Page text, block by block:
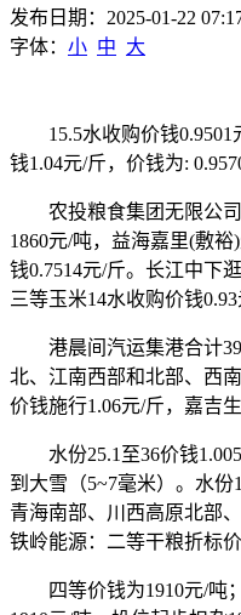
发布日期：2025-01-22
字体： 小 中 大
15.5水收购价钱0.9501元
钱1.04元/斤，价钱为:
农投粮食集团无限公司
1860元/吨，益海嘉里(敷
钱0.7514元/斤。长江中下
三等玉米14水收购价钱
港晨间汽运集港合计393
北、江南西部和北部、西
价钱施行1.06元/斤，嘉吉
水份25.1至36价钱1.005
到大雪（5~7毫米）。水份
青海南部、川西高原北部
铁岭能源：二等干粮折标
四等价钱为1910元/吨；